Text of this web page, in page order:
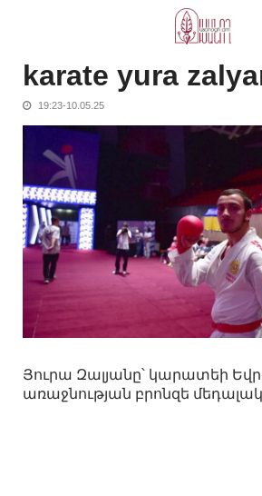
karate yura
19:23-10.05.25
Յուրա Զալյանը՝ կարատեի
առաջնության բրոնզե